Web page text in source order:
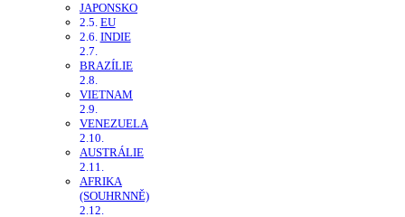
JAPONSKO
EU
INDIE
BRAZÍLIE
VIETNAM
VENEZUELA
AUSTRÁLIE
AFRIKA
(SOUHRNNĚ)